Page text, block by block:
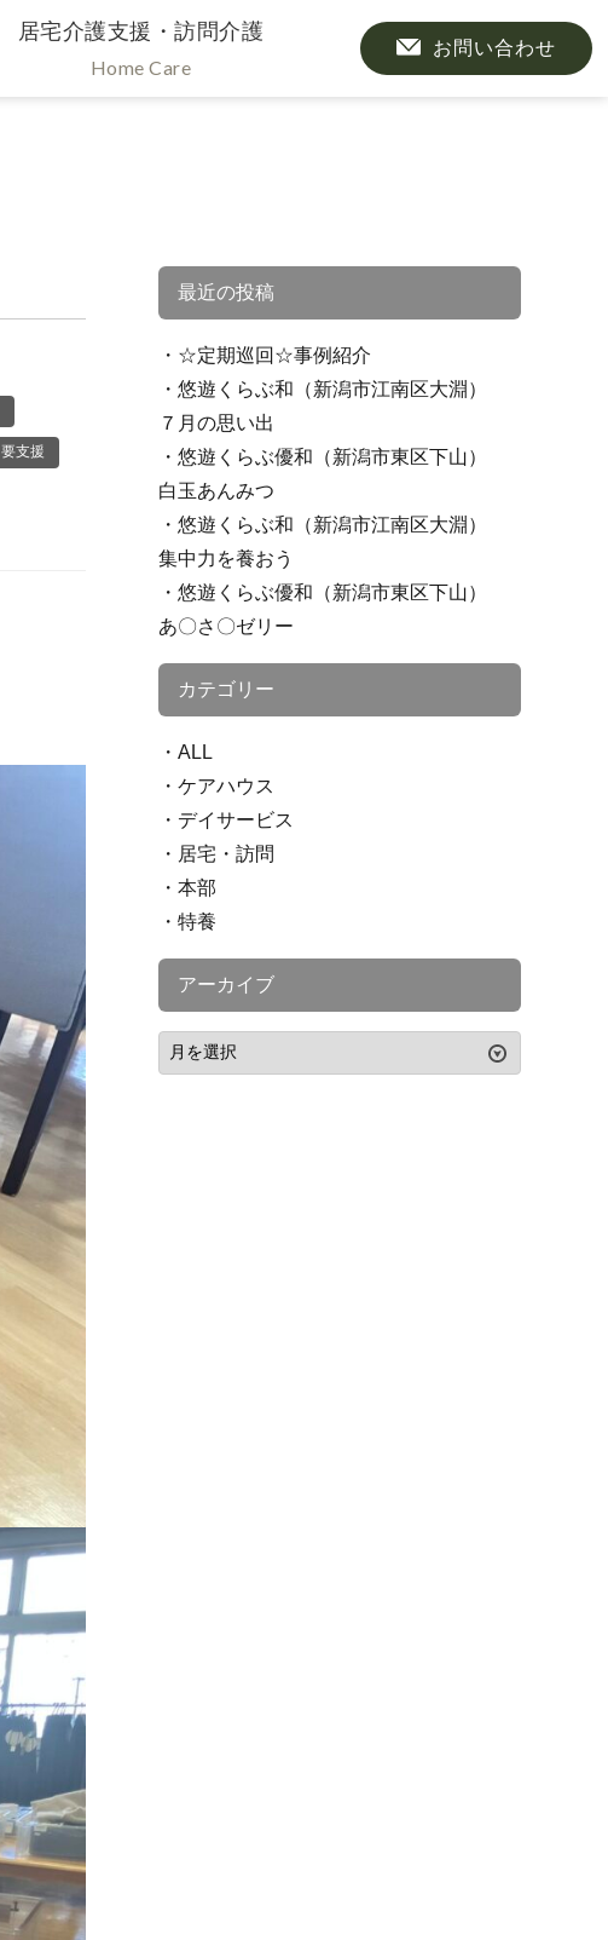
居宅介護支援・訪問介護
Home Care
お問い合わせ
要支援
最近の投稿
☆定期巡回☆事例紹介
悠遊くらぶ和（新潟市江南区大淵）
７月の思い出
悠遊くらぶ優和（新潟市東区下山）
白玉あんみつ
悠遊くらぶ和（新潟市江南区大淵）
集中力を養おう
悠遊くらぶ優和（新潟市東区下山）
あ〇さ〇ゼリー
カテゴリー
ALL
ケアハウス
デイサービス
居宅・訪問
本部
特養
アーカイブ